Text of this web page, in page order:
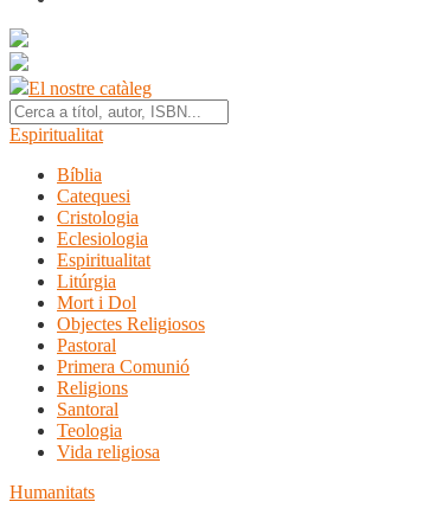
El nostre catàleg
Espiritualitat
Bíblia
Catequesi
Cristologia
Eclesiologia
Espiritualitat
Litúrgia
Mort i Dol
Objectes Religiosos
Pastoral
Primera Comunió
Religions
Santoral
Teologia
Vida religiosa
Humanitats